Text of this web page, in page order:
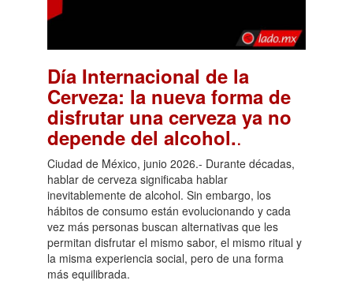
Día Internacional de la
Cerveza: la nueva forma de
disfrutar una cerveza ya no
depende del alcohol..
Ciudad de México, junio 2026.- Durante décadas,
hablar de cerveza significaba hablar
inevitablemente de alcohol. Sin embargo, los
hábitos de consumo están evolucionando y cada
vez más personas buscan alternativas que les
permitan disfrutar el mismo sabor, el mismo ritual y
la misma experiencia social, pero de una forma
más equilibrada.